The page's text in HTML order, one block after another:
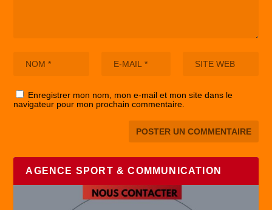
Enregistrer mon nom, mon e-mail et mon site dans le
navigateur pour mon prochain commentaire.
AGENCE SPORT & COMMUNICATION